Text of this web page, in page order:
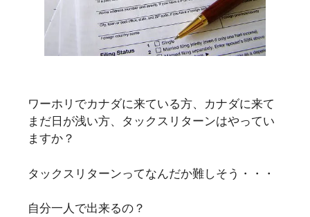
ワーホリでカナダに来ている方、カナダに来て
まだ日が浅い方、タックスリターンはやってい
ますか？
タックスリターンってなんだか難しそう・・・
自分一人で出来るの？